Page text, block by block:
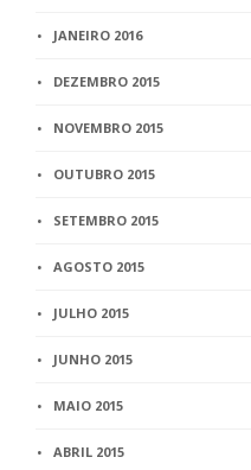
JANEIRO 2016
DEZEMBRO 2015
NOVEMBRO 2015
OUTUBRO 2015
SETEMBRO 2015
AGOSTO 2015
JULHO 2015
JUNHO 2015
MAIO 2015
ABRIL 2015